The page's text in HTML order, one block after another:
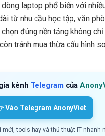
laptop phổ biến với
từ nhu cầu học tập, văn
đúng nền tảng không
tránh mua thừa cấu hình
kênh Telegram của
Vào Telegram AnonyViet
mới, tools hay và thủ thuật IT nhanh